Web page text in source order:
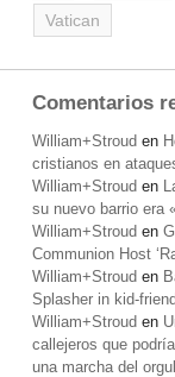
Vatican
Comentarios
William+Stroud en
cristianos en
William+Stroud en
su nuevo barrio era
William+Stroud en
Communion Host
William+Stroud en
Splasher in kid-
William+Stroud en
callejeros que
una marcha del